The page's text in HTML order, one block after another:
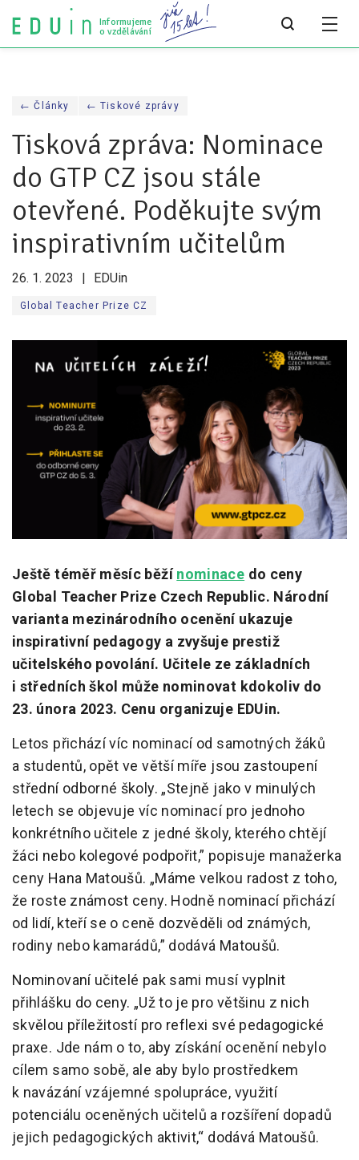
Informujeme
o vzdělávání
Všechny články
Všechny články
Analýzy
Audit vzdělávacího systému
Všechny analýzy
Pro média
Pro média
Konference Lepší škola
Kápézetka - průvodce pro zřizovatele
Klub zřizovatelů
Partneři a dárci
Kontakty
← Články ← Tiskové zprávy
Tisková zpráva: Nominace
do GTP CZ jsou stále
otevřené. Poděkujte svým
inspirativním učitelům
26. 1. 2023 EDUin
Global Teacher Prize CZ
Ještě téměř měsíc běžínominace do ceny
Global Teacher Prize Czech Republic. Národní
varianta mezinárodního ocenění ukazuje
inspirativní pedagogy a zvyšuje prestiž
učitelského povolání. Učitele ze základních
i středních škol může nominovat kdokoliv do
23. února 2023. Cenu organizuje EDUin.
Letos přichází víc nominací od samotných žáků
a studentů, opět ve větší míře jsou zastoupení
střední odborné školy. „Stejně jako v minulých
letech se objevuje víc nominací pro jednoho
konkrétního učitele z jedné školy, kterého chtějí
žáci nebo kolegové podpořit,” popisuje manažerka
ceny Hana Matoušů. „Máme velkou radost z toho,
že roste známost ceny. Hodně nominací přichází
od lidí, kteří se o ceně dozvěděli od známých,
rodiny nebo kamarádů,” dodává Matoušů.
Nominovaní učitelé pak sami musí vyplnit
přihlášku do ceny. „Už to je pro většinu z nich
skvělou příležitostí pro reflexi své pedagogické
praxe. Jde nám o to, aby získání ocenění nebylo
cílem samo sobě, ale aby bylo prostředkem
k navázání vzájemné spolupráce, využití
potenciálu oceněných učitelů a rozšíření dopadů
jejich pedagogických aktivit,“ dodává Matoušů.